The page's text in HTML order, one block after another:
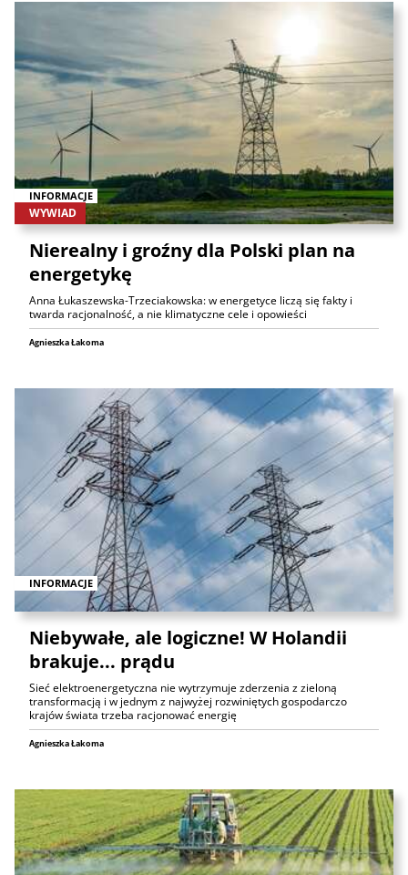
INFORMACJE
WYWIAD
Nierealny i groźny dla Polski plan na
energetykę
Anna Łukaszewska-Trzeciakowska: w energetyce liczą się fakty i
twarda racjonalność, a nie klimatyczne cele i opowieści
Agnieszka Łakoma
INFORMACJE
Niebywałe, ale logiczne! W Holandii
brakuje... prądu
Sieć elektroenergetyczna nie wytrzymuje zderzenia z zieloną
transformacją i w jednym z najwyżej rozwiniętych gospodarczo
krajów świata trzeba racjonować energię
Agnieszka Łakoma